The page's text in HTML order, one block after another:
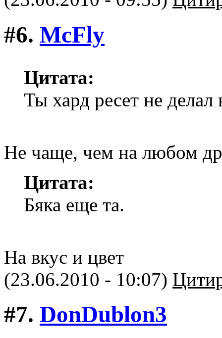
#6. McFly
Цитата:
Ты хард ресет не делал
Не чаще, чем на любом
Цитата:
Бяка еще та.
На вкус и цвет
(23.06.2010 - 10:07)
#7. DonDublon3